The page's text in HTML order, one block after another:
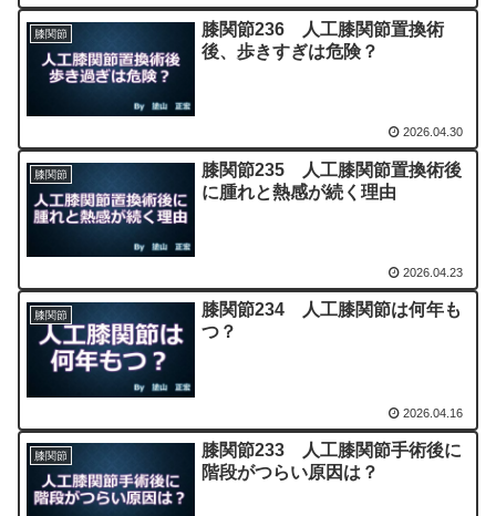
膝関節
膝関節236 人工膝関節置換術
後、歩きすぎは危険？
2026.04.30
膝関節
膝関節235 人工膝関節置換術後
に腫れと熱感が続く理由
2026.04.23
膝関節
膝関節234 人工膝関節は何年も
つ？
2026.04.16
膝関節
膝関節233 人工膝関節手術後に
階段がつらい原因は？